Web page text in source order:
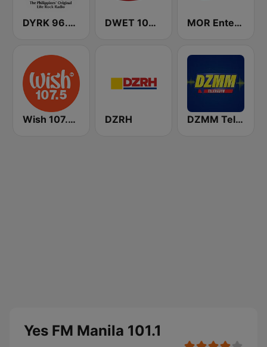
DYRK 96.3 WRocK DWET 106.7 Energy FM MOR Entertainment
Wish 107.5 FM DZRH DZMM TeleRadyo
Yes FM Manila 101.1